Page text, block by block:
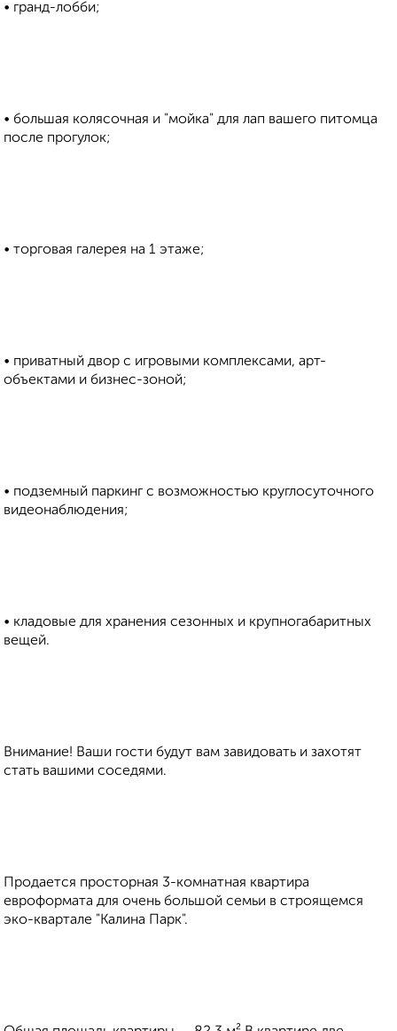
• гранд-лобби;
• большая колясочная и "мойка" для лап вашего питомца
после прогулок;
• торговая галерея на 1 этаже;
• приватный двор с игровыми комплексами, арт-
объектами и бизнес-зоной;
• подземный паркинг с возможностью круглосуточного
видеонаблюдения;
• кладовые для хранения сезонных и крупногабаритных
вещей.
Внимание! Ваши гости будут вам завидовать и захотят
стать вашими соседями.
Продается просторная 3-комнатная квартира
евроформата для очень большой семьи в строящемся
эко-квартале "Калина Парк".